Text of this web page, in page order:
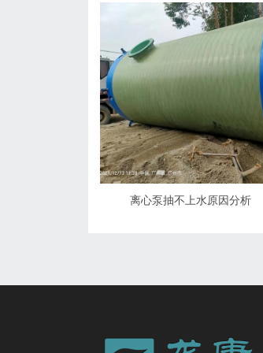
离心泵抽不上水原因分析